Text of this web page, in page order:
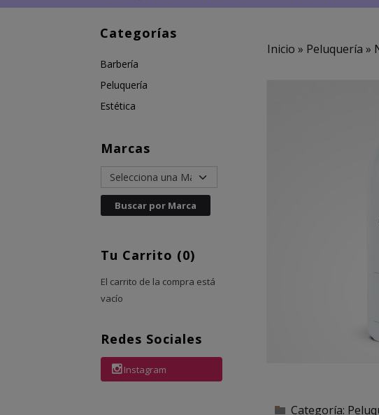
Categorías
Barbería
Peluquería
Estética
Marcas
Tu Carrito (0)
El carrito de la compra está
vacío
Redes Sociales
Instagram
Inicio » Peluquería »
Categoría: